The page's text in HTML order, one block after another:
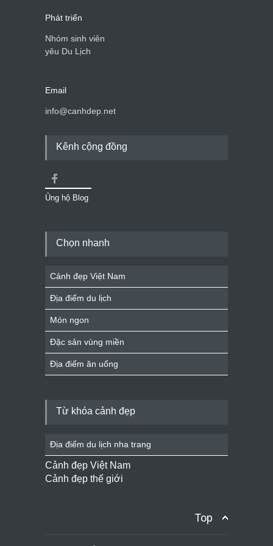
Phát triển
Nhóm sinh viên
yêu Du Lịch
Email
info@canhdep.net
Kênh cộng đồng
Ủng hộ Blog
Chọn nhanh
Cảnh đẹp Việt Nam
Địa điểm du lịch
Món ngon
Đặc sản vùng miền
Địa điểm ăn uống
Từ khóa cảnh đẹp
Địa điểm du lịch nha trang
Cảnh đẹp Việt Nam
Cảnh đẹp thế giới
Top